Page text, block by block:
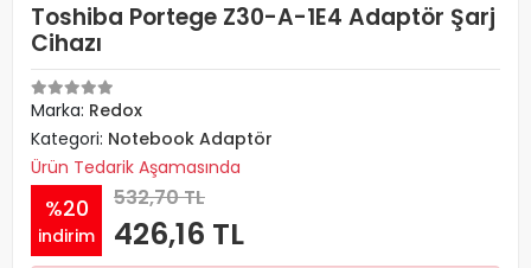
Toshiba Portege Z30-A-1E4 Adaptör Şarj
Cihazı
Marka: Redox
Kategori: Notebook Adaptör
Ürün Tedarik Aşamasında
%20
indirim
532,70 TL
426,16 TL